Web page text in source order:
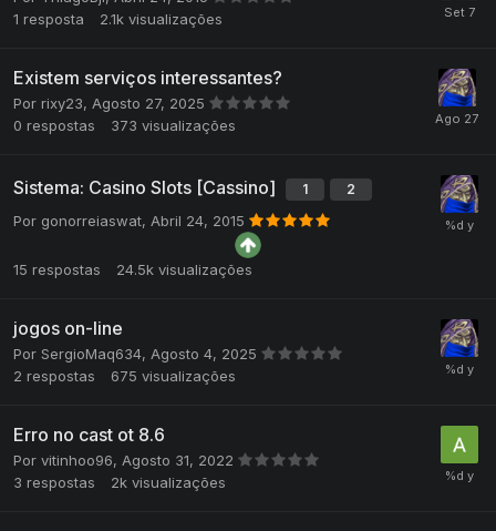
1 resposta 2.1k visualizações
Existem serviços interessantes?
Por rixy23, Agosto 27, 2025
0 respostas 373 visualizações
Sistema: Casino Slots [Cassino] 1 2
Por gonorreiaswat, Abril 24, 2015
15 respostas 24.5k visualizações
jogos on-line
Por SergioMaq634, Agosto 4, 2025
2 respostas 675 visualizações
Erro no cast ot 8.6
Por vitinhoo96, Agosto 31, 2022
3 respostas 2k visualizações